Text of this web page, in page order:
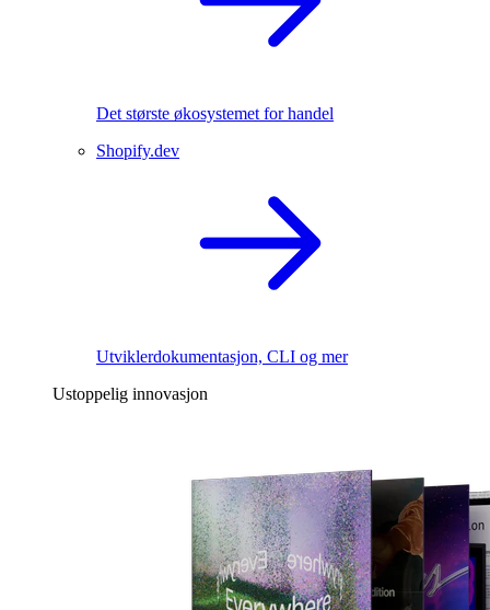
Det største økosystemet for handel
Shopify.dev
Utviklerdokumentasjon, CLI og mer
Ustoppelig innovasjon